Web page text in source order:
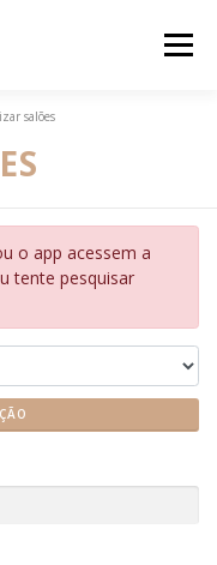
Menu
salões
o app acessem a
tente pesquisar